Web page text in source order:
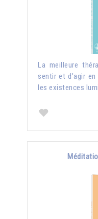
La meilleure
sentir et d'agir
les existences